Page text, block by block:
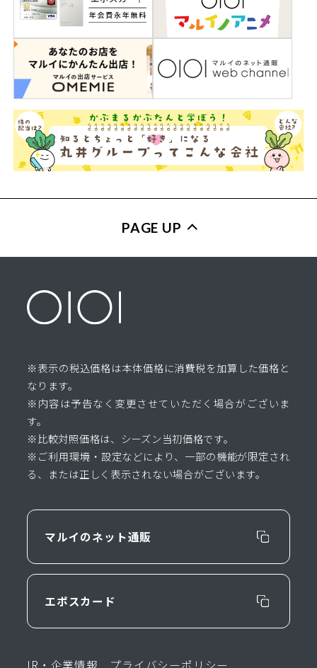
PAGE UP
※表示の税込価格は本体価格に消費税を加算した価格と
なります。
※内容は予告なく変更させていただく場合がございま
す。
※比較対照価格は、シーズン当初価格です。
※ご利用環境・設定などにより、一部の機能が限定され
る、または正しく表示されない場合がございます。
マルイのネット通販
エポスカード
IR・企業情報 プライバシーポリシー